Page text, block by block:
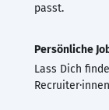
passt.
Persönliche
Lass Dich